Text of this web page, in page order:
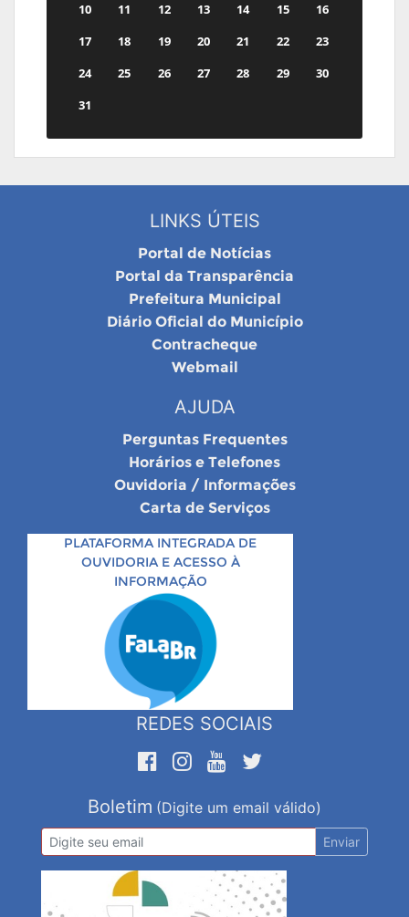
10
11 12 13 14 15
16
17
18 19 20 21 22
23
24
25 26 27 28 29
30
31
LINKS ÚTEIS
Portal de Notícias
Portal da Transparência
Prefeitura Municipal
Diário Oficial do Município
Contracheque
Webmail
AJUDA
Perguntas Frequentes
Horários e Telefones
Ouvidoria / Informações
Carta de Serviços
PLATAFORMA INTEGRADA DE
OUVIDORIA E ACESSO À
INFORMAÇÃO
REDES SOCIAIS
Boletim (Digite um email válido)
Enviar